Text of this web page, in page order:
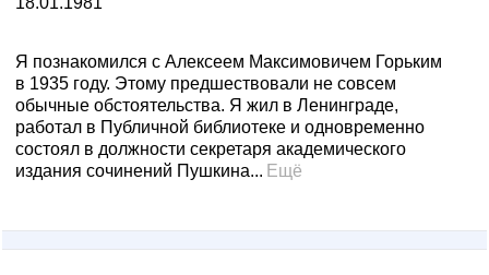
Я познакомился с Алексеем Максимовичем Горьким
в 1935 году. Этому предшествовали не совсем
обычные обстоятельства. Я жил в Ленинграде,
работал в Публичной библиотеке и одновременно
состоял в должности секретаря академического
издания сочинений Пушкина... Ещё